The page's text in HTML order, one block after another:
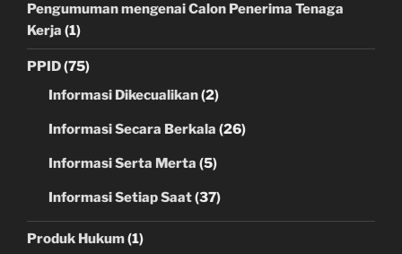
Pengumuman mengenai Calon Penerima Tenaga
Kerja (1)
PPID(75)
Informasi Dikecualikan(2)
Informasi Secara Berkala (26)
Informasi Serta Merta (5)
Informasi Setiap Saat(37)
Produk Hukum(1)